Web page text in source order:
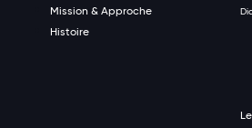
Mission & Approche
Histoire